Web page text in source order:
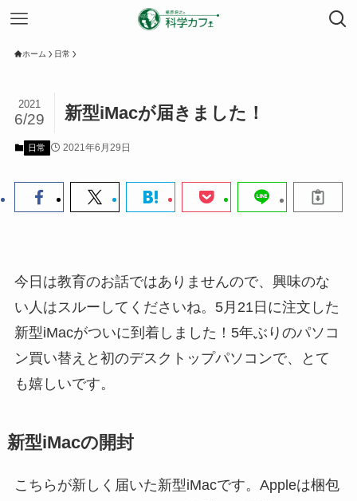
ホーム 日常
新型iMacが届きました！
2021
6/29
日常 2021年6月29日
今日は教育のお話ではありませんので、興味のな
い人はスルーしてくださいね。5月21日に注文した
新型iMacがついに到着しました！5年ぶりのパソコ
ン買い替えと初のデスクトップパソコンで、とて
も嬉しいです。
新型iMacの開封
こちらが新しく届いた新型iMacです。Appleは梱包